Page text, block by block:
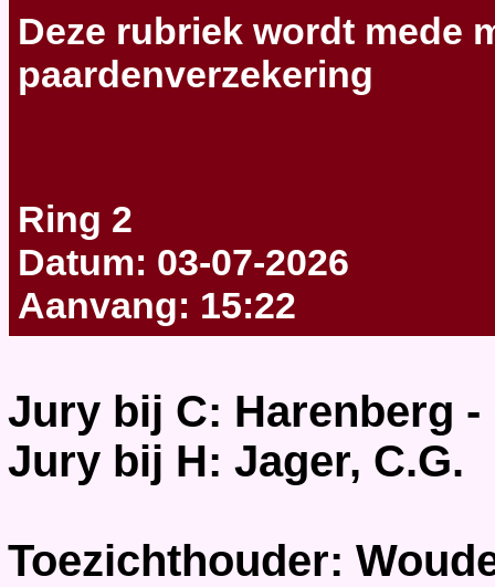
Deze rubriek wordt mede
paardenverzekering
Ring 2
Datum: 03-07-2026
Aanvang: 15:22
Jury bij C: Harenberg -
Jury bij H: Jager, C.G.
Toezichthouder: